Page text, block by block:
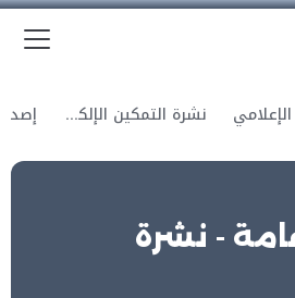
نشرة التمكين الإلكترونية
- نشرة